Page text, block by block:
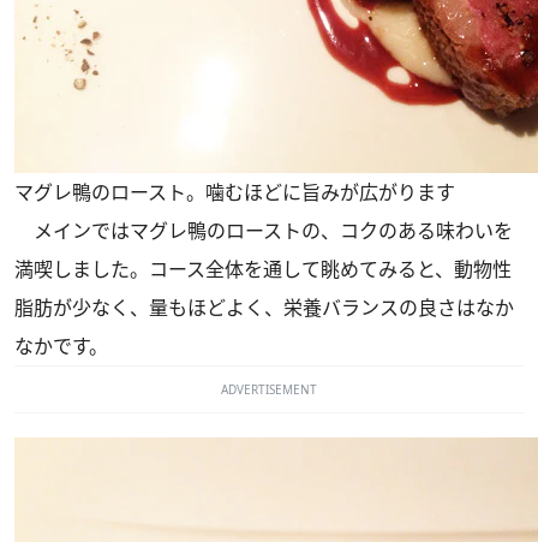
マグレ鴨のロースト。噛むほどに旨みが広がります
メインではマグレ鴨のローストの、コクのある味わいを
満喫しました。コース全体を通して眺めてみると、動物性
脂肪が少なく、量もほどよく、栄養バランスの良さはなか
なかです。
ADVERTISEMENT